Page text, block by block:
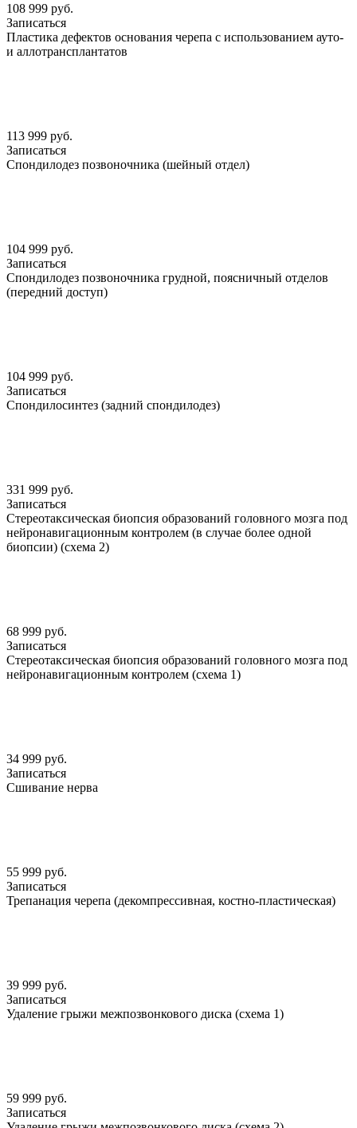
108 999 руб.
Записаться
Пластика дефектов основания черепа с использованием ауто-
и аллотрансплантатов
113 999 руб.
Записаться
Спондилодез позвоночника (шейный отдел)
104 999 руб.
Записаться
Спондилодез позвоночника грудной, поясничный отделов
(передний доступ)
104 999 руб.
Записаться
Спондилосинтез (задний спондилодез)
331 999 руб.
Записаться
Стереотаксическая биопсия образований головного мозга под
нейронавигационным контролем (в случае более одной
биопсии) (схема 2)
68 999 руб.
Записаться
Стереотаксическая биопсия образований головного мозга под
нейронавигационным контролем (схема 1)
34 999 руб.
Записаться
Сшивание нерва
55 999 руб.
Записаться
Трепанация черепа (декомпрессивная, костно-пластическая)
39 999 руб.
Записаться
Удаление грыжи межпозвонкового диска (схема 1)
59 999 руб.
Записаться